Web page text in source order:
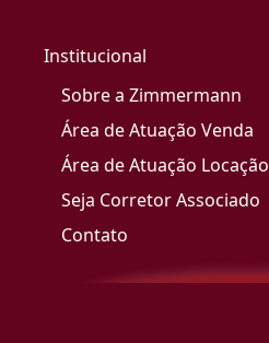
Institucional
Sobre a Zimmermann
Área de Atuação Venda
Área de Atuação Locação
Seja Corretor Associado
Contato